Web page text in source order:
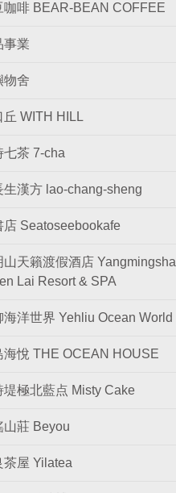
咖啡 BEAR-BEAN COFFEE
事業
物舍
丘 WITH HILL
七茶 7-cha
生漢方 lao-chang-sheng
店 Seatoseebookafe
山天籟渡假酒店 Yangmingsha
Lai Resort & SPA
海洋世界 Yehliu Ocean World
海悅 THE OCEAN HOUSE
堤極北藍点 Misty Cake
山莊 Beyou
茶屋 Yilatea